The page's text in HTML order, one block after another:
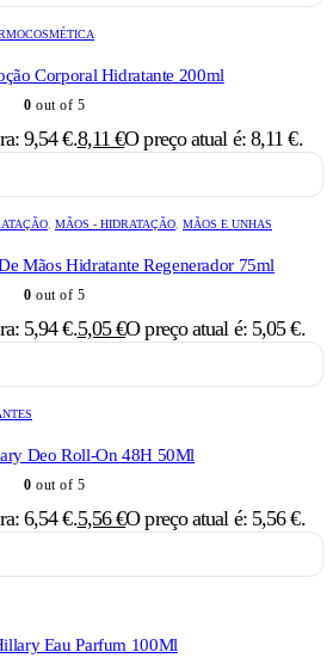
Corporal Hidratante 200ml
0 out of 5
9,54 €.8,11€O preço atual é: 8,11 €.
MÃOS - HIDRATAÇÃO MÃOS E UNHAS
Mãos Hidratante Regenerador 75ml
0 out of 5
5,94 €.5,05€O preço atual é: 5,05 €.
Deo Roll-On 48H 50Ml
0 out of 5
6,54 €.5,56€O preço atual é: 5,56 €.
Eau Parfum 100Ml